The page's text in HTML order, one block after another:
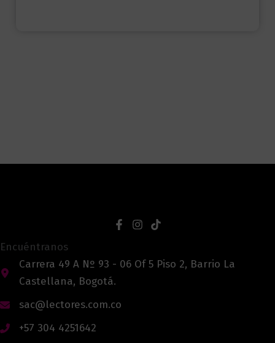
Encuéntranos
Carrera 49 A Nº 93 - 06 Of 5 Piso 2, Barrio La
Castellana, Bogotá.
sac@lectores.com.co
+57 304 4251642